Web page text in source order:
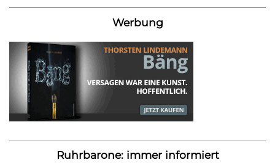
Werbung
Ruhrbarone: immer informiert